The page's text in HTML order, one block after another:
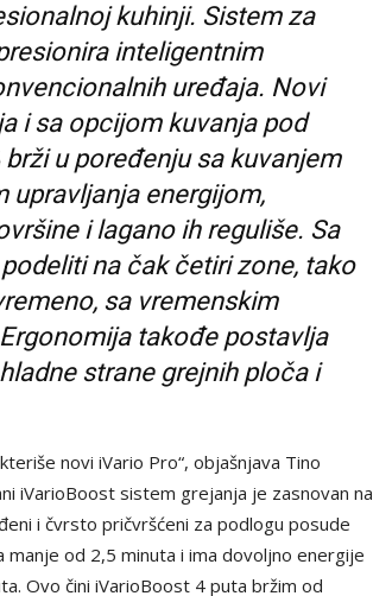
kuhinji. Sistem za
inteligentnim
uređaja. Novi
i sa opcijom kuvanja pod
u poređenju sa kuvanjem
upravljanja energijom,
i lagano ih reguliše. Sa
na čak četiri zone, tako
sa vremenskim
takođe postavlja
strane grejnih ploča i
novi iVario Pro“, objašnjava Tino
iVarioBoost sistem grejanja je zasnovan na
i čvrsto pričvršćeni za podlogu posude
od 2,5 minuta i ima dovoljno energije
Ovo čini iVarioBoost 4 puta bržim od